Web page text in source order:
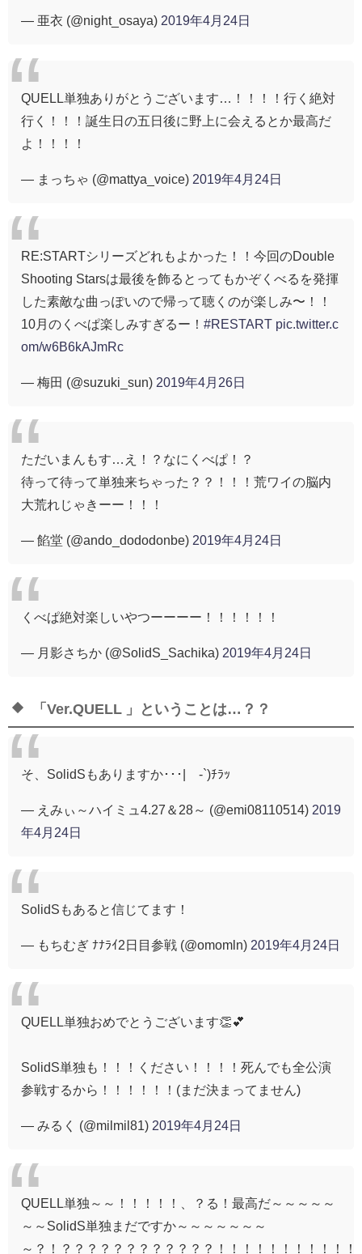
— 亜衣 (@night_osaya) 2019年4月24日
QUELL単独ありがとうございます…！！！！行く絶対
行く！！！誕生日の五日後に野上に会えるとか最高だ
よ！！！！
— まっちゃ (@mattya_voice) 2019年4月24日
RE:STARTシリーズどれもよかった！！今回のDouble
Shooting Starsは最後を飾るとってもかぞくべるを発揮
した素敵な曲っぽいので帰って聴くのが楽しみ〜！！
10月のくべぱ楽しみすぎるー！ #RESTART pic.twitter.c
om/w6B6kAJmRc
— 梅田 (@suzuki_sun) 2019年4月26日
ただいまんもす…え！？なにくべぱ！？
待って待って単独来ちゃった？？！！！荒ワイの脳内
大荒れじゃきーー！！！
— 餡堂 (@ando_dododonbe) 2019年4月24日
くべぱ絶対楽しいやつーーーー！！！！！！
— 月影さちか (@SolidS_Sachika) 2019年4月24日
「Ver.QUELL 」ということは…？？
そ、SolidSもありますか･･･|´-`)ﾁﾗｯ
— えみぃ～ハイミュ4.27＆28～ (@emi08110514) 2019
年4月24日
SolidSもあると信じてます！
— もちむぎ ﾅﾅﾗｲ2日目参戦 (@omomln) 2019年4月24日
QUELL単独おめでとうございます👏💕
SolidS単独も！！！ください！！！！死んでも全公演
参戦するから！！！！！！(まだ決まってません)
— みるく (@milmil81) 2019年4月24日
QUELL単独～～！！！！！、？る！最高だ～～～～～
～～SolidS単独まだですか～～～～～～～
～？！？？？？？？？？？？？？！！！！！！！！！！！